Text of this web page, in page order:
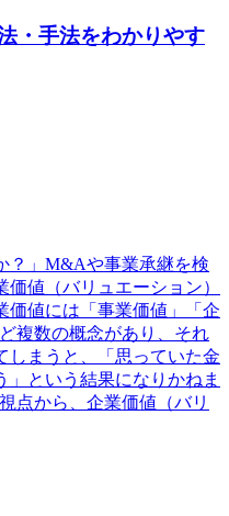
・手法をわかりやす
？」M&Aや事業承継を検
値（バリュエーション）
価値には「事業価値」「企
複数の概念があり、それ
しまうと、「思っていた金
という結果になりかねま
点から、企業価値（バリ